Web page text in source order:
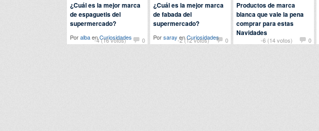
-4 (16 votos) 0
¿Cuál es la mejor marca
de espaguetis del
supermercado?
PoralbaenCuriosidades -2 (12 votos) 0
¿Cuál es la mejor marca
de fabada del
supermercado?
Porsaray enCuriosidades -6 (14 votos) 0
Productos de marca
blanca que vale la pena
comprar para estas
Navidades
PormanuelenCuriosidades